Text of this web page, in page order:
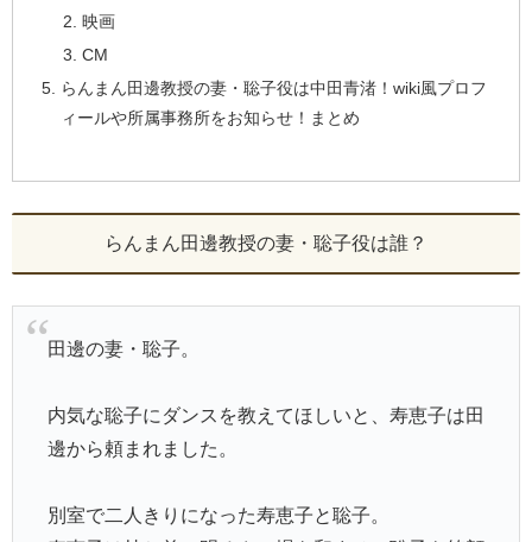
映画
CM
らんまん田邊教授の妻・聡子役は中田青渚！wiki風プロフ
ィールや所属事務所をお知らせ！まとめ
らんまん田邊教授の妻・聡子役は誰？
田邊の妻・聡子。
内気な聡子にダンスを教えてほしいと、寿恵子は田
邊から頼まれました。
別室で二人きりになった寿恵子と聡子。